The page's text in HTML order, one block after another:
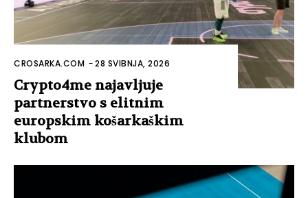
CROSARKA.COM -28 SVIBNJA, 2026
Crypto4me najavljuje
partnerstvo s elitnim
europskim košarkaškim
klubom